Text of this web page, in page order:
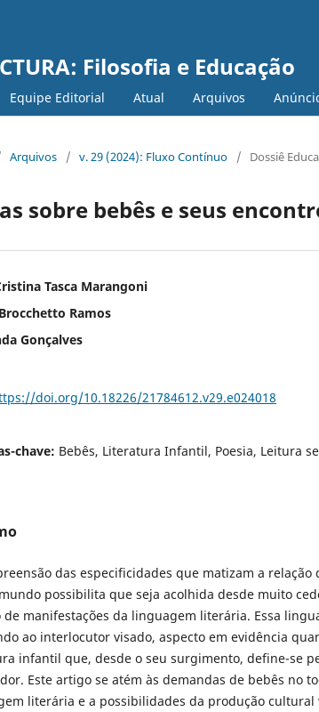
Filosofia e Educação
Equipe Editorial Atual Arquivos
Arquivos / v. 29 (2024): Fluxo Contínuo / Dossiê
sobre bebês e seus
Tasca Marangoni
Ramos
Gonçalves
doi.org/10.18226/21784612.v29.e024018
chave: Bebês, Literatura Infantil, Poesia, Leitura
das especificidades que matizam a relação
possibilita que seja acolhida desde muito
de manifestações da linguagem literária. Essa
ao interlocutor visado, aspecto em evidência
infantil que, desde o seu surgimento, define-se
Este artigo se atém às demandas de bebês no
literária e a possibilidades da produção cultural